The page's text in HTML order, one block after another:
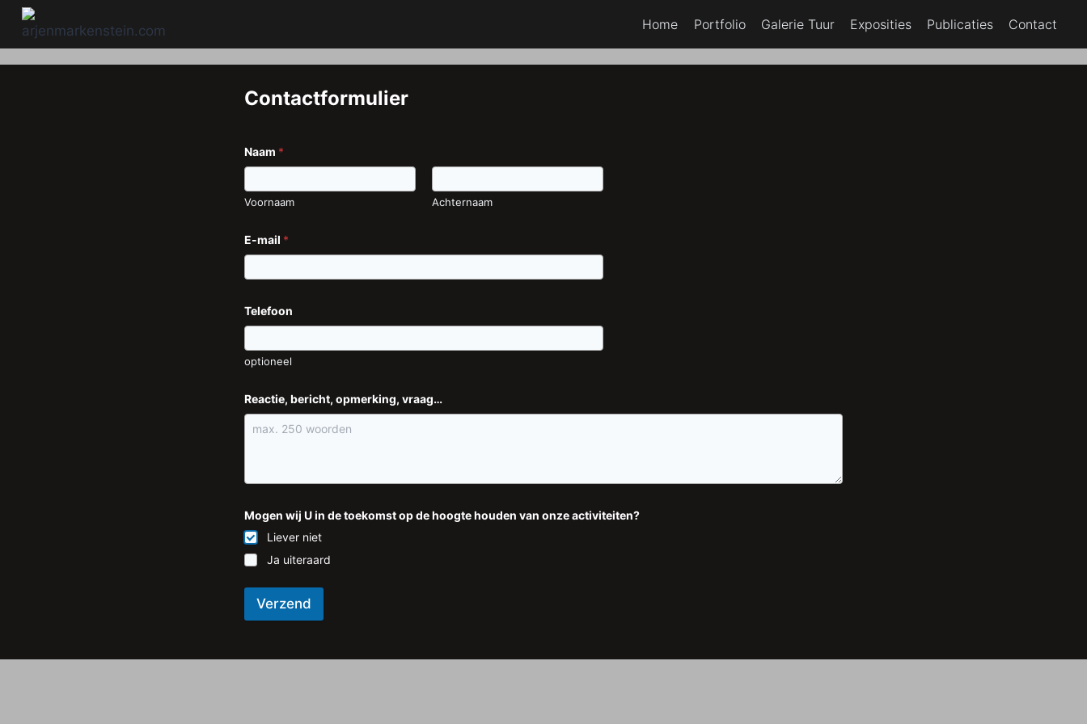
Doorgaan
naar
inhoud
Home Portfolio Galerie Tuur Exposities Publicaties Contact
Contactformulier
Naam *
Voornaam Achternaam
E-mail *
Telefoon
optioneel
Reactie, bericht, opmerking, vraag…
Mogen wij U in de toekomst op de hoogte houden van onze activiteiten?
Liever niet
Ja uiteraard
Verzend